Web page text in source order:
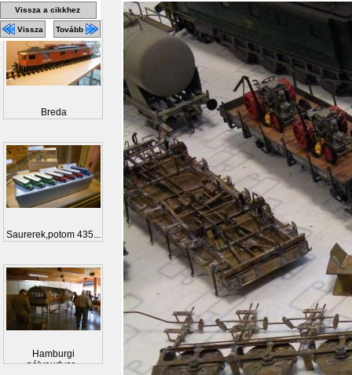
Vissza a cikkhez
Vissza Tovább
Breda
Saurerek,potom 435...
Hamburgi
pályaudvar...